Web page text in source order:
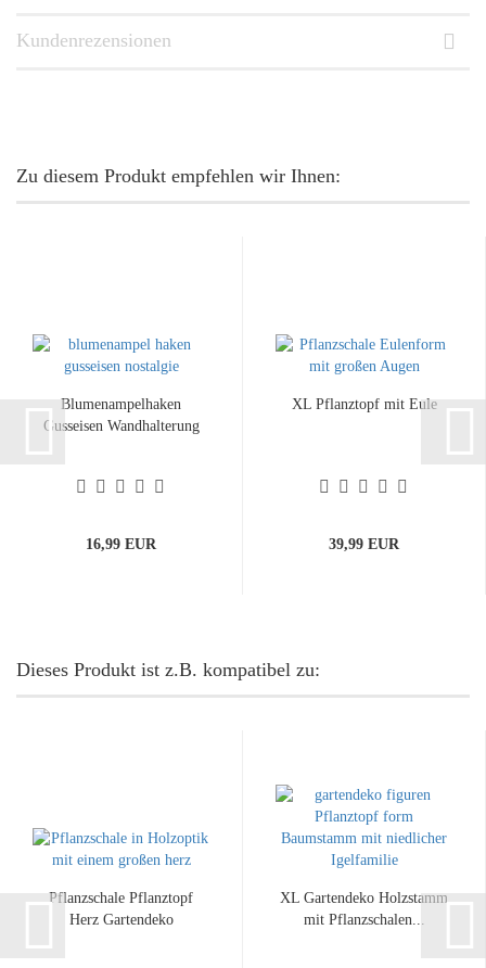
Kundenrezensionen
Zu diesem Produkt empfehlen wir Ihnen:
Blumenampelhaken
Gusseisen Wandhalterung
16,99 EUR
XL Pflanztopf mit Eule
39,99 EUR
Dieses Produkt ist z.B. kompatibel zu:
Pflanzschale Pflanztopf
Herz Gartendeko
XL Gartendeko Holzstamm
mit Pflanzschalen...